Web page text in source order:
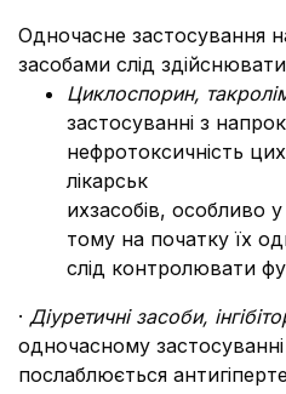
Одночасне застосування
засобами слід
Циклоспорин,
застосуванні з
нефротоксичність цих
лікарськ
ихзасобів, особливо у
тому на початку їх
слід контролювати
· Діуретичні засоби,
одночасному
послаблюється